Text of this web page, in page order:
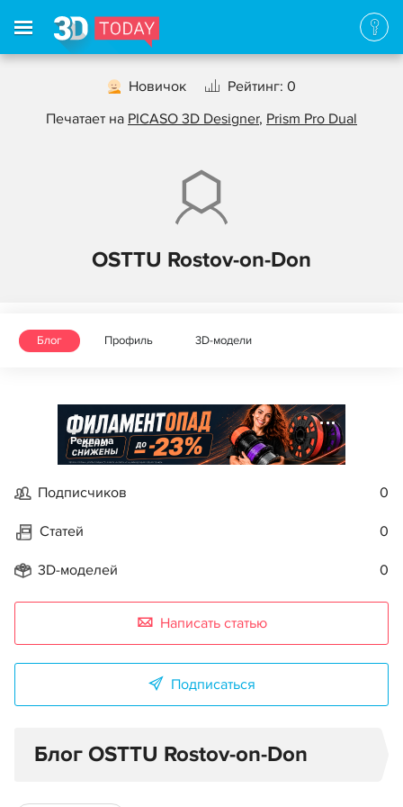
Новичок
Рейтинг: 0
Печатает на PICASO 3D Designer, Prism Pro Dual
OSTTU Rostov-on-Don
Блог Профиль 3D-модели
Реклама
Подписчиков 0
Статей 0
3D-моделей 0
Написать статью
Подписаться
Блог OSTTU Rostov-on-Don